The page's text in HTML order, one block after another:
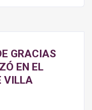
SALUD
TURISMO
GRACIAS
EN EL
VILLA